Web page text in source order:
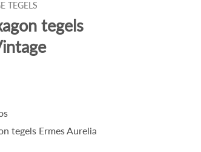
TEGELS
tegels
tegels Ermes Aurelia